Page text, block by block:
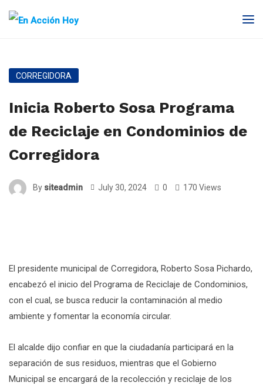
CORREGIDORA
Inicia Roberto Sosa Programa
de Reciclaje en Condominios de
Corregidora
By siteadmin July 30, 2024 0 170 Views
El presidente municipal de Corregidora, Roberto Sosa Pichardo,
encabezó el inicio del Programa de Reciclaje de Condominios,
con el cual, se busca reducir la contaminación al medio
ambiente y fomentar la economía circular.
El alcalde dijo confiar en que la ciudadanía participará en la
separación de sus residuos, mientras que el Gobierno
Municipal se encargará de la recolección y reciclaje de los